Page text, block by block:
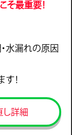
そ最重要！
水漏れの原因
！
し詳細